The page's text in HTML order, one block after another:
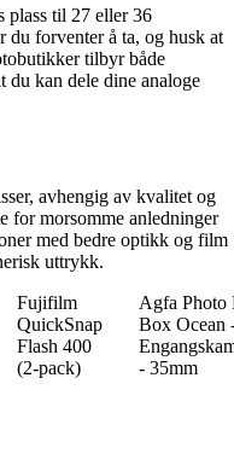
plass til 27 eller 36
du forventer å ta, og husk at
tilbyr både
du kan dele dine analoge
avhengig av kvalitet og
for morsomme anledninger
med bedre optikk og film
uttrykk.
Fujifilm
QuickSnap
Flash 400
(2-pack)
Agfa Photo
Box Ocean
- 35mm